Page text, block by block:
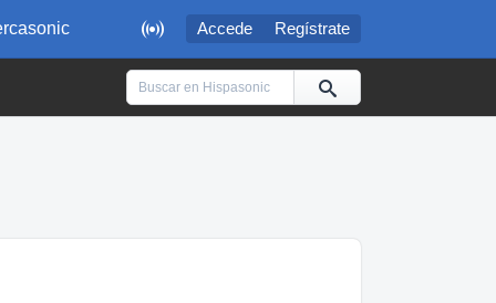
 Accede Regístrate